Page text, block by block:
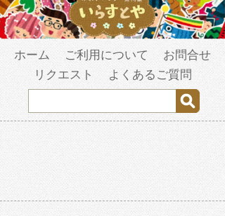
ホーム ご利用について
お問合せ
リクエスト
よくあるご質問